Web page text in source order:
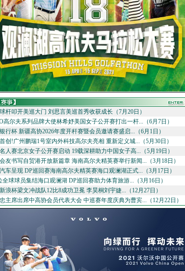
杆叩开美巡大门 刘思言美巡首秀收获成长（7月20日）
高尔夫系列品牌大使林希妤美国女子公开赛打出一杆...（6月7日）
行杯 新疆高协2026年度开杆赛暨会员邀请赛盛启...（6月1日）
创!广州鹏瑞1号室内外科技高尔夫亮相 重新定义城...（5月30日）
人赛北京女子公开赛启动 19载深耕助力中国女子高...（5月19日）
友书写自贸港开放新篇章 海南高尔夫精英赛举行新闻...（3月18日）
车呈现 DP巡回赛海南高尔夫精英赛海口观澜湖正式...（3月17日）
全球球员集结海口观澜湖 DP巡回赛助力体育旅游...（3月16日）
浪杯梁文冲战队12比8成功卫冕 李昊桐刘宇婕...（12月27日）
主席出席中高协会员代表大会 中巡赛年度庆典为曹宾...（12月22日）